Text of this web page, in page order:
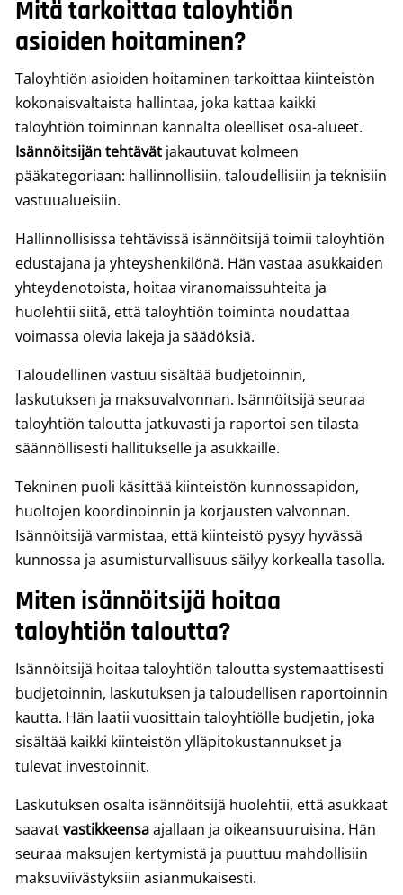
Mitä tarkoittaa taloyhtiön
asioiden hoitaminen?
Taloyhtiön asioiden hoitaminen tarkoittaa kiinteistön
kokonaisvaltaista hallintaa, joka kattaa kaikki
taloyhtiön toiminnan kannalta oleelliset osa-alueet.
Isännöitsijän tehtävät jakautuvat kolmeen
pääkategoriaan: hallinnollisiin, taloudellisiin ja teknisiin
vastuualueisiin.
Hallinnollisissa tehtävissä isännöitsijä toimii taloyhtiön
edustajana ja yhteyshenkilönä. Hän vastaa asukkaiden
yhteydenotoista, hoitaa viranomaissuhteita ja
huolehtii siitä, että taloyhtiön toiminta noudattaa
voimassa olevia lakeja ja säädöksiä.
Taloudellinen vastuu sisältää budjetoinnin,
laskutuksen ja maksuvalvonnan. Isännöitsijä seuraa
taloyhtiön taloutta jatkuvasti ja raportoi sen tilasta
säännöllisesti hallitukselle ja asukkaille.
Tekninen puoli käsittää kiinteistön kunnossapidon,
huoltojen koordinoinnin ja korjausten valvonnan.
Isännöitsijä varmistaa, että kiinteistö pysyy hyvässä
kunnossa ja asumisturvallisuus säilyy korkealla tasolla.
Miten isännöitsijä hoitaa
taloyhtiön taloutta?
Isännöitsijä hoitaa taloyhtiön taloutta systemaattisesti
budjetoinnin, laskutuksen ja taloudellisen raportoinnin
kautta. Hän laatii vuosittain taloyhtiölle budjetin, joka
sisältää kaikki kiinteistön ylläpitokustannukset ja
tulevat investoinnit.
Laskutuksen osalta isännöitsijä huolehtii, että asukkaat
saavatvastikkeensaajallaan ja oikeansuuruisina. Hän
seuraa maksujen kertymistä ja puuttuu mahdollisiin
maksuviivästyksiin asianmukaisesti.